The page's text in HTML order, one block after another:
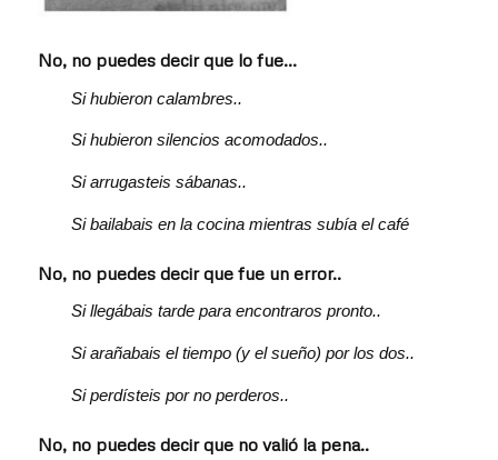
No, no puedes decir que lo fue…
Si hubieron calambres..
Si hubieron silencios acomodados..
Si arrugasteis sábanas..
Si bailabais en la cocina mientras subía el café
No, no puedes decir que fue un error..
Si llegábais tarde para encontraros pronto..
Si arañabais el tiempo (y el sueño) por los dos..
Si perdísteis por no perderos..
No, no puedes decir que no valió la pena..